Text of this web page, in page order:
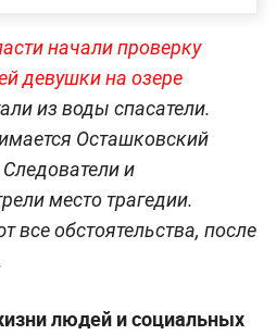
начали проверку
девушки на озере
из воды спасатели.
Осташковский
и
место трагедии.
все обстоятельства, после
людей и социальных